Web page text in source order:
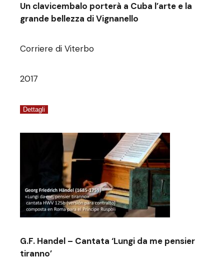
Un clavicembalo porterà a Cuba l’arte e la
grande bellezza di Vignanello
Corriere di Viterbo
2017
Dettagli
G.F. Handel – Cantata ‘Lungi da me pensier
tiranno’